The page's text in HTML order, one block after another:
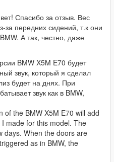
Спасибо за отзыв. Вес
за передних сидений, т.к они
А так, честно, даже
BMW X5M E70 будет
звук, который я сделал
будет на днях. При
звук как в BMW,
of the BMW X5M E70 will add
made for this model. The
days. When the doors are
as in BMW, the